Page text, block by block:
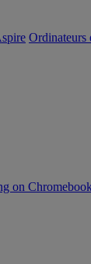
Ordinateurs
on